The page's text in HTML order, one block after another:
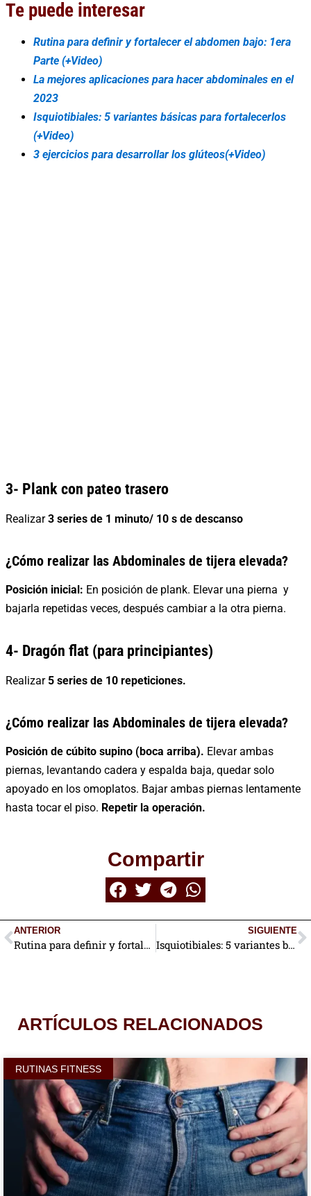
Te puede interesar
Rutina para definir y fortalecer el abdomen bajo: 1era
Parte (+Video)
La mejores aplicaciones para hacer abdominales en el
2023
Isquiotibiales: 5 variantes básicas para fortalecerlos
(+Video)
3 ejercicios para desarrollar los glúteos(+Video)
3- Plank con pateo trasero
Realizar3 series de 1 minuto/ 10 s de descanso
¿Cómo realizar las Abdominales de tijera elevada?
Posición inicial: En posición de plank. Elevar una pierna y
bajarla repetidas veces, después cambiar a la otra pierna.
4- Dragón flat (para principiantes)
Realizar5 series de 10 repeticiones.
¿Cómo realizar las Abdominales de tijera elevada?
Posición de cúbito supino (boca arriba). Elevar ambas
piernas, levantando cadera y espalda baja, quedar solo
apoyado en los omoplatos. Bajar ambas piernas lentamente
hasta tocar el piso. Repetir la operación.
Compartir
ANTERIOR
Rutina para definir y fortalecer el abdomen bajo: 1era Parte (+Video)
SIGUIENTE
Isquiotibiales: 5 variantes básicas para fortalecerlos (+Video)
ARTÍCULOS RELACIONADOS
RUTINAS FITNESS